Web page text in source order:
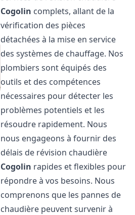
Cogolin complets, allant de la
vérification des pièces
détachées à la mise en service
des systèmes de chauffage. Nos
plombiers sont équipés des
outils et des compétences
nécessaires pour détecter les
problèmes potentiels et les
résoudre rapidement. Nous
nous engageons à fournir des
délais de révision chaudière
Cogolin rapides et flexibles pour
répondre à vos besoins. Nous
comprenons que les pannes de
chaudière peuvent survenir à